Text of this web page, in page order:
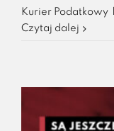
Kurier Podatkowy
Czytaj dalej